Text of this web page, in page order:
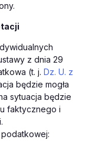
z dnia 29
(t. j. Dz. U. z
będzie mogła
sytuacja będzie
faktycznego i
podatkowej: